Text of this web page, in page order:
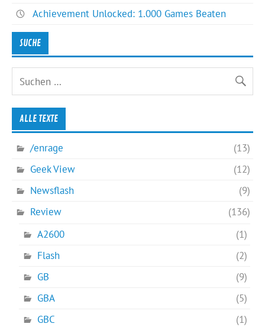
Achievement Unlocked: 1.000 Games Beaten
SUCHE
ALLE TEXTE
/enrage
(13)
Geek View
(12)
Newsflash
(9)
Review
(136)
A2600
(1)
Flash
(2)
GB
(9)
GBA
(5)
GBC
(1)